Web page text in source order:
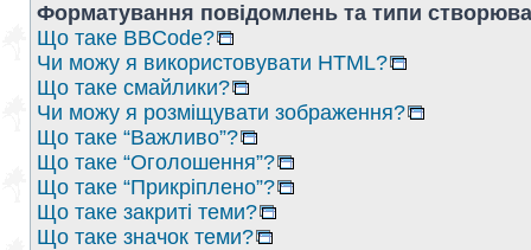
Форматування повідомлень та типи
Що таке BBCode?
Чи можу я використовувати HTML?
Що таке смайлики?
Чи можу я розміщувати зображення?
Що таке “Важливо”?
Що таке “Оголошення”?
Що таке “Прикріплено”?
Що таке закриті теми?
Що таке значок теми?